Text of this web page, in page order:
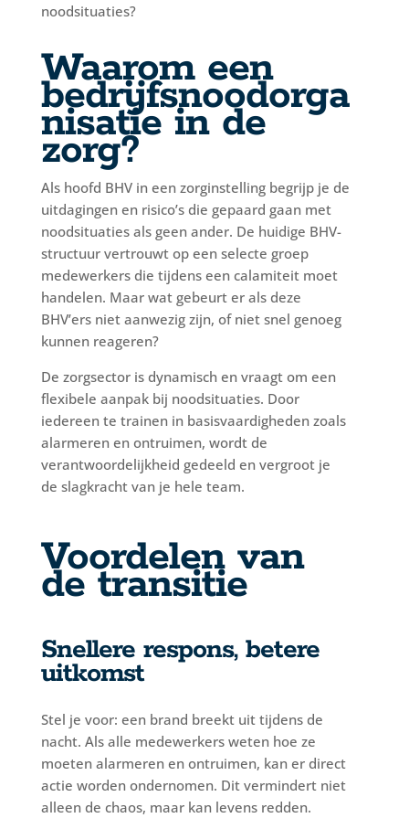
noodsituaties?
Waarom een
bedrijfsnoodorga
nisatie in de
zorg?
Als hoofd BHV in een zorginstelling begrijp je de
uitdagingen en risico’s die gepaard gaan met
noodsituaties als geen ander. De huidige BHV-
structuur vertrouwt op een selecte groep
medewerkers die tijdens een calamiteit moet
handelen. Maar wat gebeurt er als deze
BHV’ers niet aanwezig zijn, of niet snel genoeg
kunnen reageren?
De zorgsector is dynamisch en vraagt om een
flexibele aanpak bij noodsituaties. Door
iedereen te trainen in basisvaardigheden zoals
alarmeren en ontruimen, wordt de
verantwoordelijkheid gedeeld en vergroot je
de slagkracht van je hele team.
Voordelen van
de transitie
Snellere respons, betere
uitkomst
Stel je voor: een brand breekt uit tijdens de
nacht. Als alle medewerkers weten hoe ze
moeten alarmeren en ontruimen, kan er direct
actie worden ondernomen. Dit vermindert niet
alleen de chaos, maar kan levens redden.